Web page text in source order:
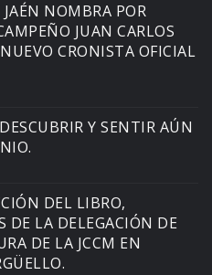
NOMBRA POR
JUAN CARLOS
CRONISTA OFICIAL
Y SENTIR AÚN
DEL LIBRO,
DE LA DELEGACIÓN DE
DE LA JCCM EN